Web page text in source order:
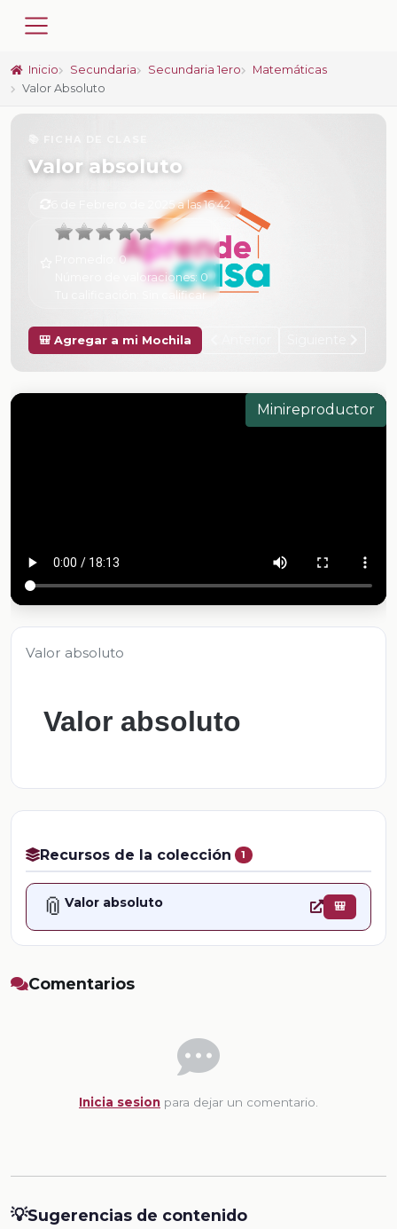
Inicio Secundaria Secundaria 1ero
Matemáticas
Valor Absoluto
Valor absoluto
6 de Febrero de 2025 a las 16:42
0
Número de valoraciones: 0
Sin calificar
🎒 Agregar a mi Mochila
Minireproductor
Valor absoluto
Valor absoluto
Recursos de la colección 1
📎 Valor absoluto 🎒
Comentarios
Inicia sesion para dejar un comentario.
💡Sugerencias de contenido